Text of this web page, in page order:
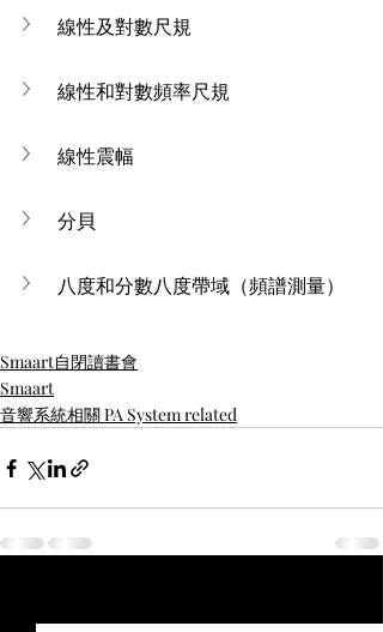
線性及對數尺規
線性和對數頻率尺規
線性震幅
分貝
八度和分數八度帶域（頻譜測量）
Smaart自閉讀書會
Smaart
音響系統相關 PA System related